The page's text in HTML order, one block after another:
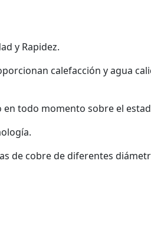
y Rapidez.
calefacción y agua
en todo momento sobre el
de cobre de diferentes